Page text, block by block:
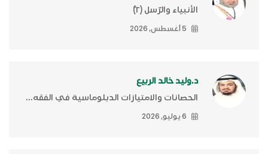
الأنبياء والرّسل (٢)ّ
5 أغسطس, 2026
د.وليد خالد الربيع
الحصانات والامتيازات الدبلوماسية في الفقه...
6 يوليو, 2026